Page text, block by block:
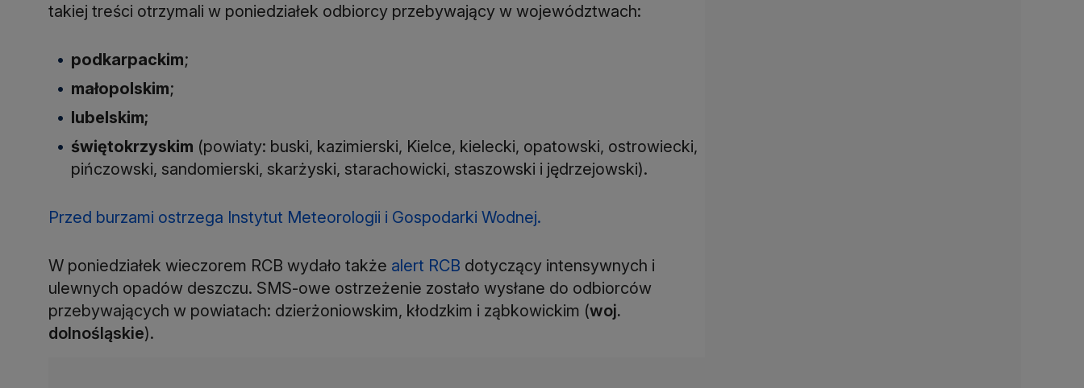
takiej treści otrzymali w poniedziałek odbiorcy przebywający w województwach:
podkarpackim;
małopolskim;
lubelskim;
świętokrzyskim (powiaty: buski, kazimierski, Kielce, kielecki, opatowski, ostrowiecki,
pińczowski, sandomierski, skarżyski, starachowicki, staszowski i jędrzejowski).
Przed burzami ostrzega Instytut Meteorologii i Gospodarki Wodnej.
W poniedziałek wieczorem RCB wydało także alert RCB dotyczący intensywnych i
ulewnych opadów deszczu. SMS-owe ostrzeżenie zostało wysłane do odbiorców
przebywających w powiatach: dzierżoniowskim, kłodzkim i ząbkowickim (woj.
dolnośląskie).